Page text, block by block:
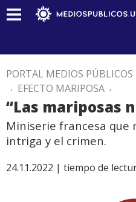
PORTAL MEDIOS PÚBLICOS
. EFECTO MARIPOSA .
“Las mariposas
Miniserie francesa que
intriga y el crimen.
24.11.2022 | tiempo de